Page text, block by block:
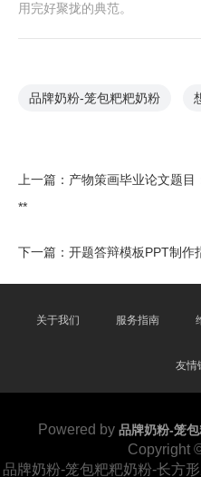
用完好聚拢的典范。
品牌奶粉-笼包粑粑奶粉
上一篇： 产物策画毕业论文题目
**
下一篇： 开题答辩模板PPT制作
关于我们 服务指南
友情
Powered by 品牌奶粉-笼
Copyright
品牌奶粉-笼包粑粑奶粉-长方